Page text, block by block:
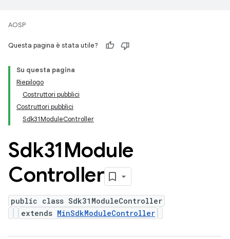
AOSP
Questa pagina è stata utile?
Su questa pagina
Riepilogo
Costruttori pubblici
Costruttori pubblici
Sdk31ModuleController
Sdk31Module
Controller
public class Sdk31ModuleController
extends MinSdkModuleController